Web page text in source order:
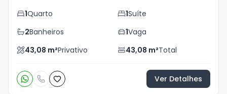
1Quarto 1Suíte
2Banheiros 1Vaga
43,08 m²Privativo 43,08 m²Total
Ver Detalhes